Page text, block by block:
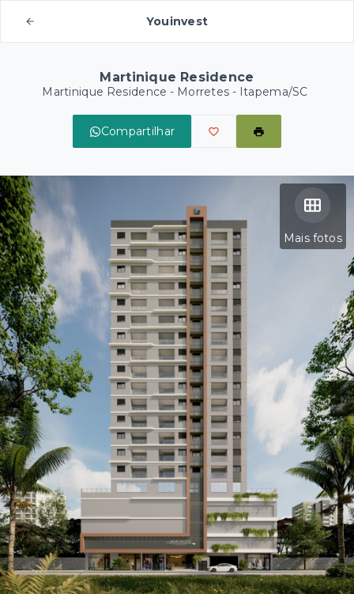
Youinvest
Martinique Residence
Martinique Residence - Morretes - Itapema/SC
Compartilhar
Mais fotos